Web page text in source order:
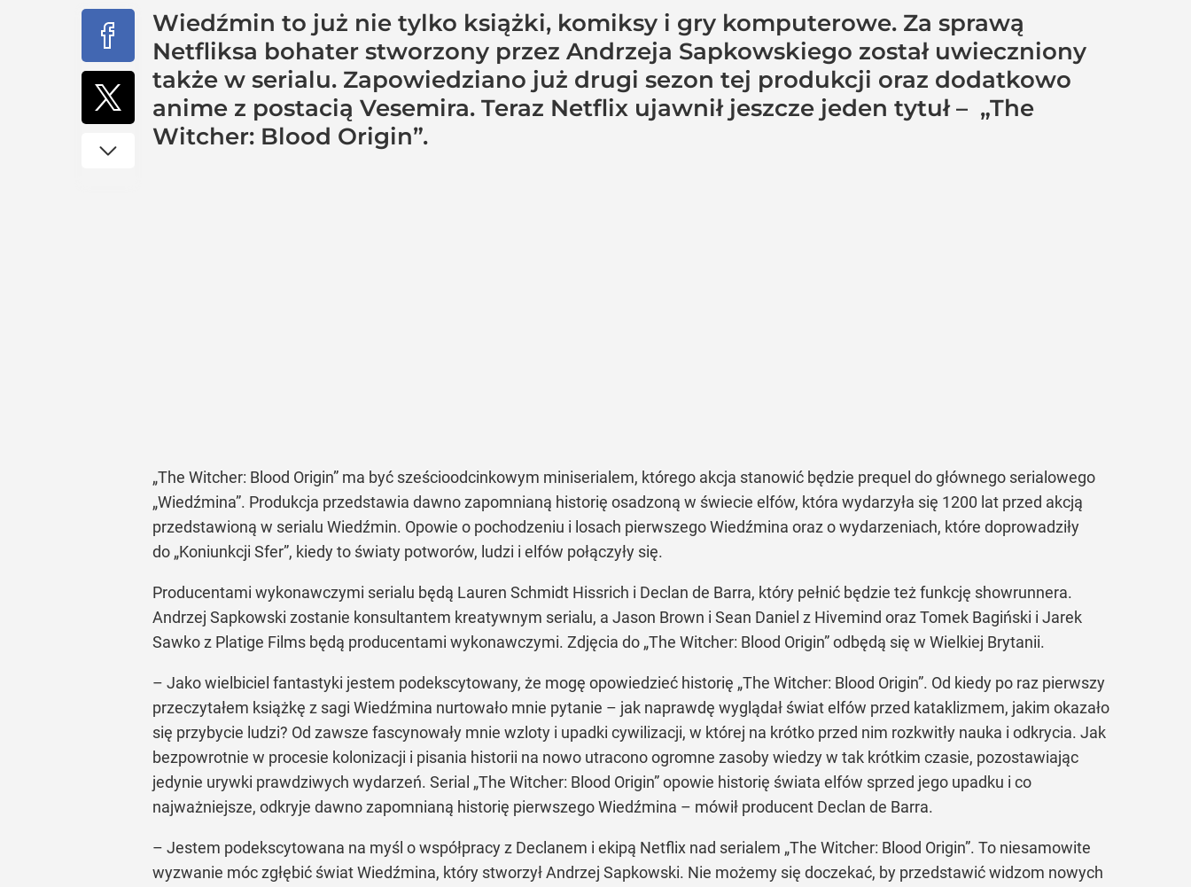
Wiedźmin to już nie tylko książki, komiksy i gry komputerowe. Za sprawą
Netfliksa bohater stworzony przez Andrzeja Sapkowskiego został uwieczniony
także w serialu. Zapowiedziano już drugi sezon tej produkcji oraz dodatkowo
anime z postacią Vesemira. Teraz Netflix ujawnił jeszcze jeden tytuł – „The
Witcher: Blood Origin”.
„The Witcher: Blood Origin” ma być sześcioodcinkowym miniserialem, którego akcja stanowić będzie prequel do głównego serialowego
„Wiedźmina”. Produkcja przedstawia dawno zapomnianą historię osadzoną w świecie elfów, która wydarzyła się 1200 lat przed akcją
przedstawioną w serialu Wiedźmin. Opowie o pochodzeniu i losach pierwszego Wiedźmina oraz o wydarzeniach, które doprowadziły
do „Koniunkcji Sfer”, kiedy to światy potworów, ludzi i elfów połączyły się.
Producentami wykonawczymi serialu będą Lauren Schmidt Hissrich i Declan de Barra, który pełnić będzie też funkcję showrunnera.
Andrzej Sapkowski zostanie konsultantem kreatywnym serialu, a Jason Brown i Sean Daniel z Hivemind oraz Tomek Bagiński i Jarek
Sawko z Platige Films będą producentami wykonawczymi. Zdjęcia do „The Witcher: Blood Origin” odbędą się w Wielkiej Brytanii.
– Jako wielbiciel fantastyki jestem podekscytowany, że mogę opowiedzieć historię „The Witcher: Blood Origin”. Od kiedy po raz pierwszy
przeczytałem książkę z sagi Wiedźmina nurtowało mnie pytanie – jak naprawdę wyglądał świat elfów przed kataklizmem, jakim okazało
się przybycie ludzi? Od zawsze fascynowały mnie wzloty i upadki cywilizacji, w której na krótko przed nim rozkwitły nauka i odkrycia. Jak
bezpowrotnie w procesie kolonizacji i pisania historii na nowo utracono ogromne zasoby wiedzy w tak krótkim czasie, pozostawiając
jedynie urywki prawdziwych wydarzeń. Serial „The Witcher: Blood Origin” opowie historię świata elfów sprzed jego upadku i co
najważniejsze, odkryje dawno zapomnianą historię pierwszego Wiedźmina – mówił producent Declan de Barra.
– Jestem podekscytowana na myśl o współpracy z Declanem i ekipą Netflix nad serialem „The Witcher: Blood Origin”. To niesamowite
wyzwanie móc zgłębić świat Wiedźmina, który stworzył Andrzej Sapkowski. Nie możemy się doczekać, by przedstawić widzom nowych